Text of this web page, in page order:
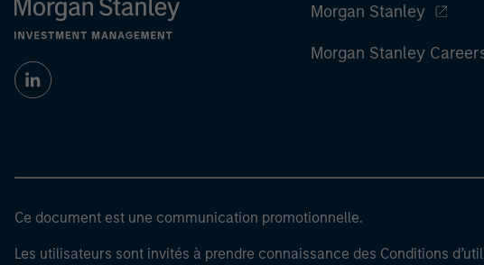
Morgan Stanley
Morgan Stanley
Ce document est une communication promotionnelle.
Les utilisateurs sont invités à prendre connaissance des Conditions